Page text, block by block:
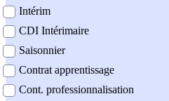
Intérim
CDI Intérimaire
Saisonnier
Contrat apprentissage
Cont. professionnalisation